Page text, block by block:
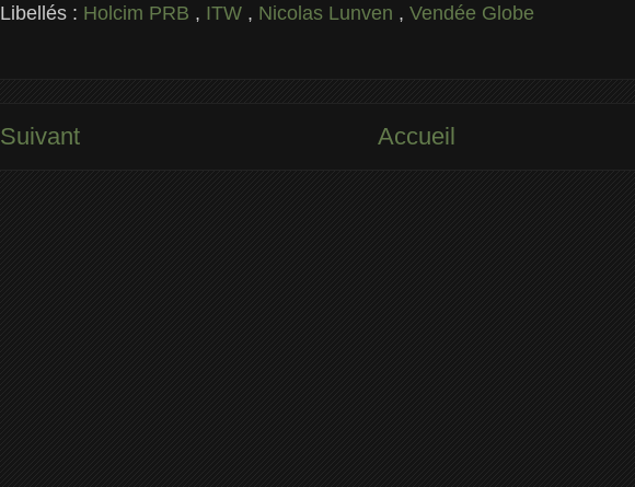
Libellés : Holcim PRB , ITW , Nicolas Lunven , Vendée Globe
Suivant Accueil